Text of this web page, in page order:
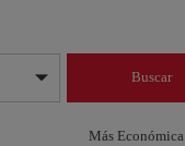
Buscar
Más Económica